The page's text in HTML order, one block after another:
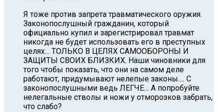
Я тоже против запрета травматического оружия.
Законопослушный гражданин, который
официально купил и зарегистрировал травмат
никогда не будет использовать его в преступных
целях… ТОЛЬКО В ЦЕЛЯХ САМООБОРОНЫ И
ЗАЩИТЫ СВОИХ БЛИЗКИХ. Наши чиновники для
того чтобы показать, что они на самом деле
работают, придумывают нелепые законы…. С
законопослушными ведь ЛЕГЧЕ… А попробуйте
нелегальные стволы и ножи у отморозков забрать,
что слабо?